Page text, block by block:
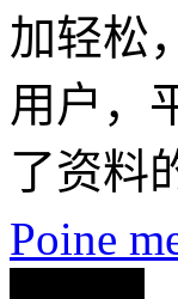
加轻松
用户，
了资料
Poine